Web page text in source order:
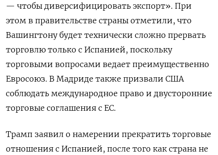
— чтобы диверсифицировать экспорт». При
этом в правительстве страны отметили, что
Вашингтону будет технически сложно прервать
торговлю только с Испанией, поскольку
торговыми вопросами ведает преимущественно
Евросоюз. В Мадриде также призвали США
соблюдать международное право и двусторонние
торговые соглашения с ЕС.
Трамп заявил о намерении прекратить торговые
отношения с Испанией, после того как страна не